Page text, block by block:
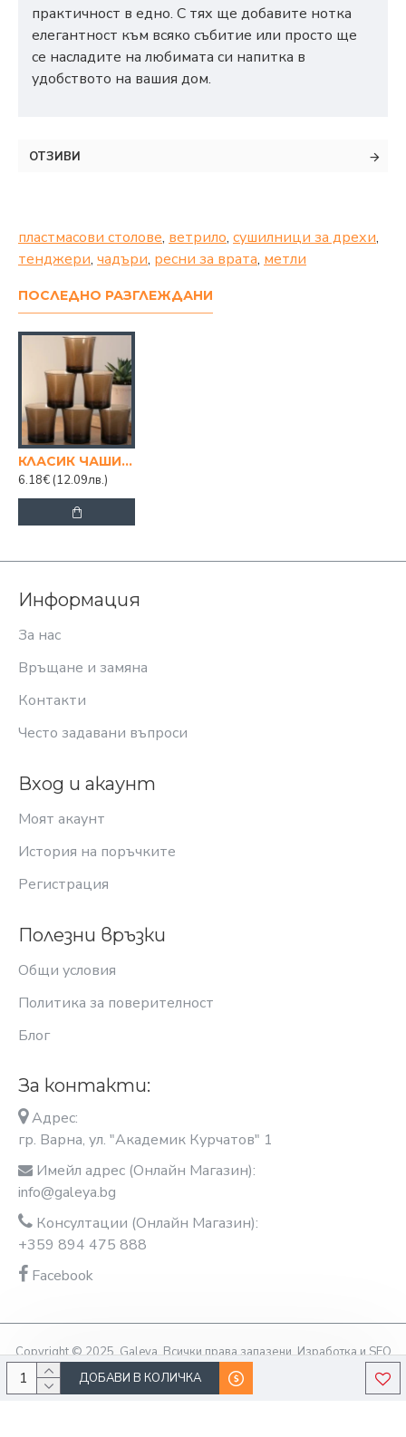
ДОБАВИ В КОЛИЧКА
практичност в едно. С тях ще добавите нотка
елегантност към всяко събитие или просто ще
се насладите на любимата си напитка в
удобството на вашия дом.
ОТЗИВИ
пластмасови столове, ветрило, сушилници за дрехи,
тенджери, чадъри, ресни за врата, метли
ПОСЛЕДНО РАЗГЛЕЖДАНИ
КЛАСИК ЧАШИ НИСКИ 160МЛ. 6БР. К-КТ
6.18€ (12.09лв.)
Информация
За нас
Връщане и замяна
Контакти
Често задавани въпроси
Вход и акаунт
Моят акаунт
История на поръчките
Регистрация
Полезни връзки
Общи условия
Политика за поверителност
Блог
За контакти:
Адрес:
гр. Варна, ул. "Академик Курчатов" 1
Имейл адрес (Онлайн Магазин):
info@galeya.bg
Консултации (Онлайн Магазин):
+359 894 475 888
Facebook
Copyright © 2025, Galeya, Всички права запазени. Изработка и SEO
оптимизация OptimiziraiMe.bg